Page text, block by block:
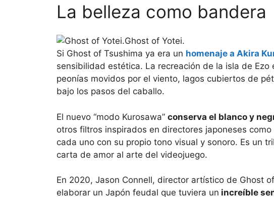
La belleza como bandera
Ghost of Yotei.
Si Ghost of Tsushima ya era un homenaje a Akira
sensibilidad estética. La recreación de la isla de Ezo
peonías movidos por el viento, lagos cubiertos de
bajo los pasos del caballo.
El nuevo “modo Kurosawa” conserva el blanco y
otros filtros inspirados en directores japoneses
cada uno con su propio tono visual y sonoro. Es un
carta de amor al arte del videojuego.
En 2020, Jason Connell, director artístico de Ghost
elaborar un Japón feudal que tuviera un increíble